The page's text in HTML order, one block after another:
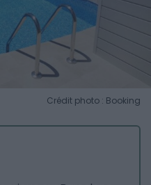
Crédit photo : Booking